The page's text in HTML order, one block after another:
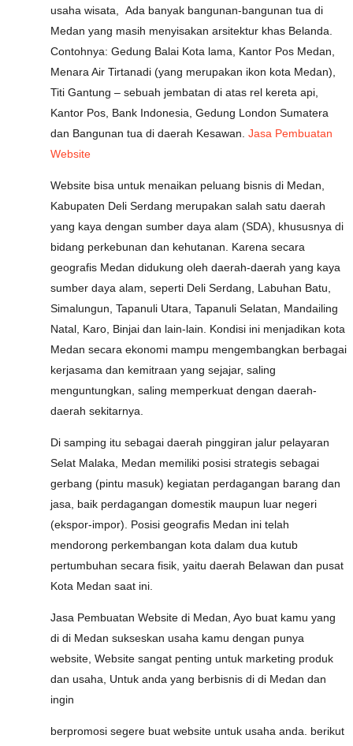
usaha wisata, Ada banyak bangunan-bangunan tua di
Medan yang masih menyisakan arsitektur khas Belanda.
Contohnya: Gedung Balai Kota lama, Kantor Pos Medan,
Menara Air Tirtanadi (yang merupakan ikon kota Medan),
Titi Gantung – sebuah jembatan di atas rel kereta api,
Kantor Pos, Bank Indonesia, Gedung London Sumatera
dan Bangunan tua di daerah Kesawan. Jasa Pembuatan
Website
Website bisa untuk menaikan peluang bisnis di Medan,
Kabupaten Deli Serdang merupakan salah satu daerah
yang kaya dengan sumber daya alam (SDA), khususnya di
bidang perkebunan dan kehutanan. Karena secara
geografis Medan didukung oleh daerah-daerah yang kaya
sumber daya alam, seperti Deli Serdang, Labuhan Batu,
Simalungun, Tapanuli Utara, Tapanuli Selatan, Mandailing
Natal, Karo, Binjai dan lain-lain. Kondisi ini menjadikan kota
Medan secara ekonomi mampu mengembangkan berbagai
kerjasama dan kemitraan yang sejajar, saling
menguntungkan, saling memperkuat dengan daerah-
daerah sekitarnya.
Di samping itu sebagai daerah pinggiran jalur pelayaran
Selat Malaka, Medan memiliki posisi strategis sebagai
gerbang (pintu masuk) kegiatan perdagangan barang dan
jasa, baik perdagangan domestik maupun luar negeri
(ekspor-impor). Posisi geografis Medan ini telah
mendorong perkembangan kota dalam dua kutub
pertumbuhan secara fisik, yaitu daerah Belawan dan pusat
Kota Medan saat ini.
Jasa Pembuatan Website di Medan, Ayo buat kamu yang
di di Medan sukseskan usaha kamu dengan punya
website, Website sangat penting untuk marketing produk
dan usaha, Untuk anda yang berbisnis di di Medan dan
ingin
berpromosi segere buat website untuk usaha anda. berikut